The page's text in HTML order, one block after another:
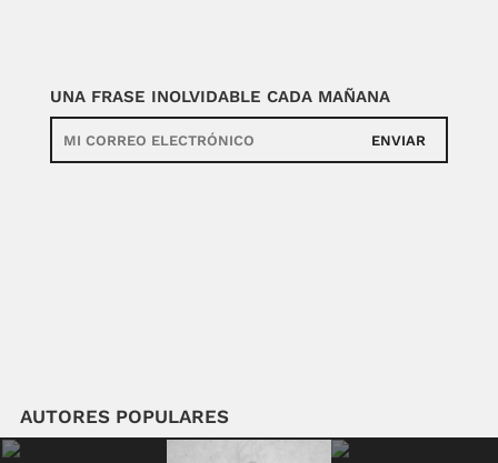
UNA FRASE INOLVIDABLE CADA MAÑANA
ENVIAR
AUTORES POPULARES